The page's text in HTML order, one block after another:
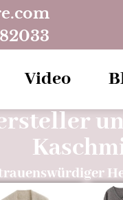
Video